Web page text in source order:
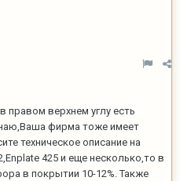
правом верхнем углу есть
фирма тоже имеет
техническое описание на
425 и еще несколько,то в
в покрытии 10-12%. Также